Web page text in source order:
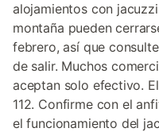
alojamientos con
montaña pueden
febrero, así que
de salir. Muchos
aceptan solo efectivo.
112. Confirme con el
el funcionamiento del